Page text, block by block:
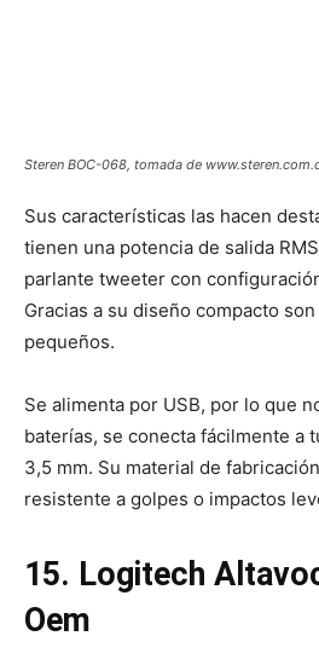
Steren BOC-068, tomada de
Sus características las hacen
tienen una potencia de salida
parlante tweeter con
Gracias a su diseño compacto
pequeños.
Se alimenta por USB, por lo que
baterías, se conecta fácilmente a
3,5 mm. Su material de
resistente a golpes o impactos
15. Logitech
Oem